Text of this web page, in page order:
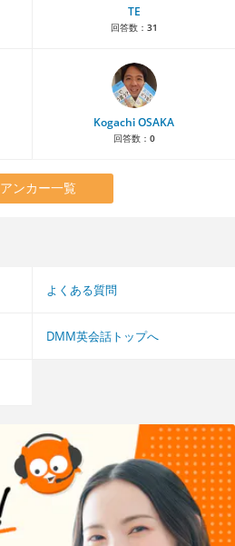
TE
回答数： 31
Kogachi OSAKA
回答数： 0
アンカー一覧
よくある質問
DMM英会話トップへ